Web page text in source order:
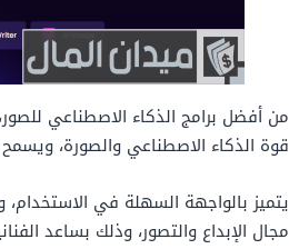
من أفضل برامج الذكاء الاصطناعي
قوة الذكاء الاصطناعي والصورة،
يتميز بالواجهة السهلة في
مجال الإبداع والتصور، وذلك بساعد